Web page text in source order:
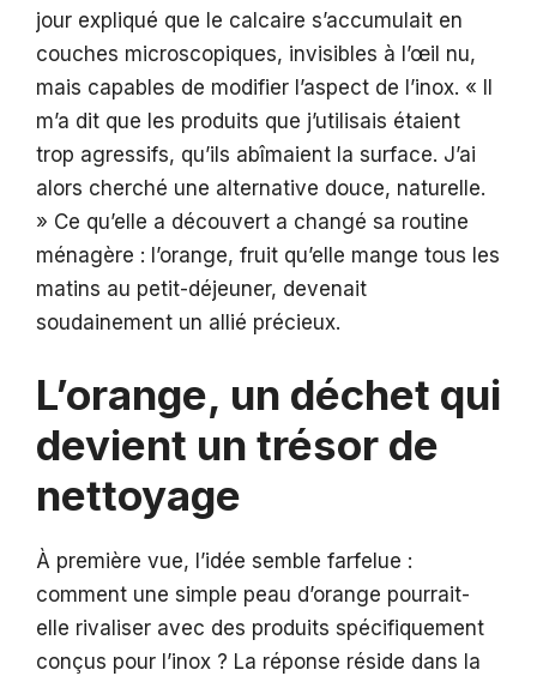
jour expliqué que le calcaire s’accumulait en
couches microscopiques, invisibles à l’œil nu,
mais capables de modifier l’aspect de l’inox. « Il
m’a dit que les produits que j’utilisais étaient
trop agressifs, qu’ils abîmaient la surface. J’ai
alors cherché une alternative douce, naturelle.
» Ce qu’elle a découvert a changé sa routine
ménagère : l’orange, fruit qu’elle mange tous les
matins au petit-déjeuner, devenait
soudainement un allié précieux.
L’orange, un déchet qui
devient un trésor de
nettoyage
À première vue, l’idée semble farfelue :
comment une simple peau d’orange pourrait-
elle rivaliser avec des produits spécifiquement
conçus pour l’inox ? La réponse réside dans la